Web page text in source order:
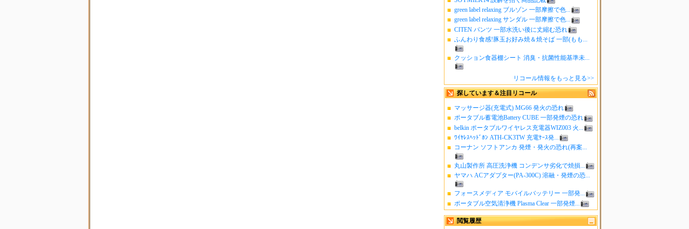
green label relaxing ブルゾン 一部摩擦で色...
green label relaxing サンダル 一部摩擦で色...
CITEN パンツ 一部水洗い後に丈縮む恐れ
ふんわり食感!豚玉お好み焼＆焼そば 一部(もも...
クッション食器棚シート 消臭・抗菌性能基準未...
リコール情報をもっと見る>>
探しています＆注目リコール
マッサージ器(充電式) MG66 発火の恐れ
ポータブル蓄電池Battery CUBE 一部発煙の恐れ
belkin ポータブルワイヤレス充電器WIZ003 火...
ﾜｲﾔﾚｽﾍｯﾄﾞﾎﾝ ATH-CK3TW 充電ｹｰｽ発...
コーナン ソフトアンカ 発煙・発火の恐れ(再案...
丸山製作所 高圧洗浄機 コンデンサ劣化で焼損...
ヤマハ ACアダプター(PA-300C) 溶融・発煙の恐...
フォースメディア モバイルバッテリー 一部発...
ポータブル空気清浄機 Plasma Clear 一部発煙...
閲覧履歴